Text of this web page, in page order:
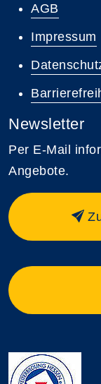
AGB
Impressum
Newsletter
Per E-Mail
Angebote.